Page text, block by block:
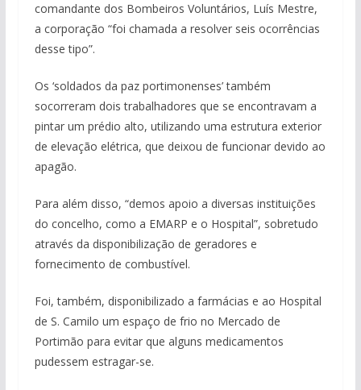
comandante dos Bombeiros Voluntários, Luís Mestre,
a corporação “foi chamada a resolver seis ocorrências
desse tipo”.
Os ‘soldados da paz portimonenses’ também
socorreram dois trabalhadores que se encontravam a
pintar um prédio alto, utilizando uma estrutura exterior
de elevação elétrica, que deixou de funcionar devido ao
apagão.
Para além disso, “demos apoio a diversas instituições
do concelho, como a EMARP e o Hospital”, sobretudo
através da disponibilização de geradores e
fornecimento de combustível.
Foi, também, disponibilizado a farmácias e ao Hospital
de S. Camilo um espaço de frio no Mercado de
Portimão para evitar que alguns medicamentos
pudessem estragar-se.
Projeto milionário: investimento de 108
milhões de euros na construção de dois
hotéis (com vídeo)